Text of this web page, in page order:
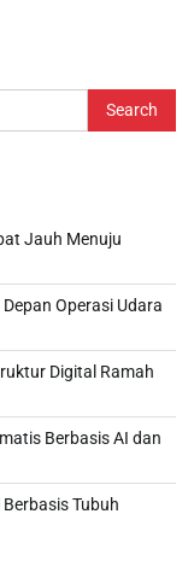
Jauh Menuju
Operasi Udara
Digital Ramah
Berbasis AI dan
Tubuh